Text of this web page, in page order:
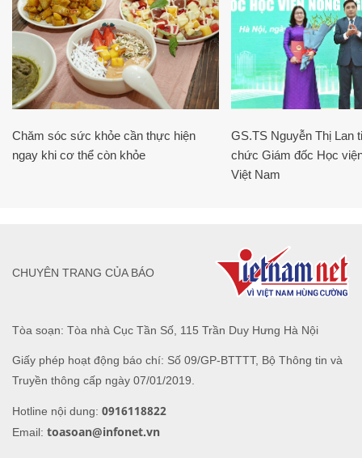
Chăm sóc sức khỏe cần thực hiện
ngay khi cơ thể còn khỏe
GS.TS Nguyễn Thị Lan
chức Giám đốc Học
Việt Nam
Tòa soạn: Tòa nhà Cục Tần Số, 115 Trần Duy Hưng Hà Nội
Giấy phép hoạt động báo chí: Số 09/GP-BTTTT, Bộ Thông tin và
Truyền thông cấp ngày 07/01/2019.
Hotline nội dung: 0916118822
Email: toasoan@infonet.vn
CHUYÊN TRANG CỦA BÁO